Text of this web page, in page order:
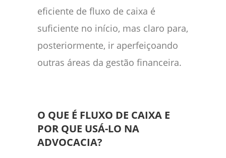
eficiente de fluxo de caixa é
suficiente no início, mas claro para,
posteriormente, ir aperfeiçoando
outras áreas da gestão financeira.
O QUE É FLUXO DE CAIXA E
POR QUE USÁ-LO NA
ADVOCACIA?